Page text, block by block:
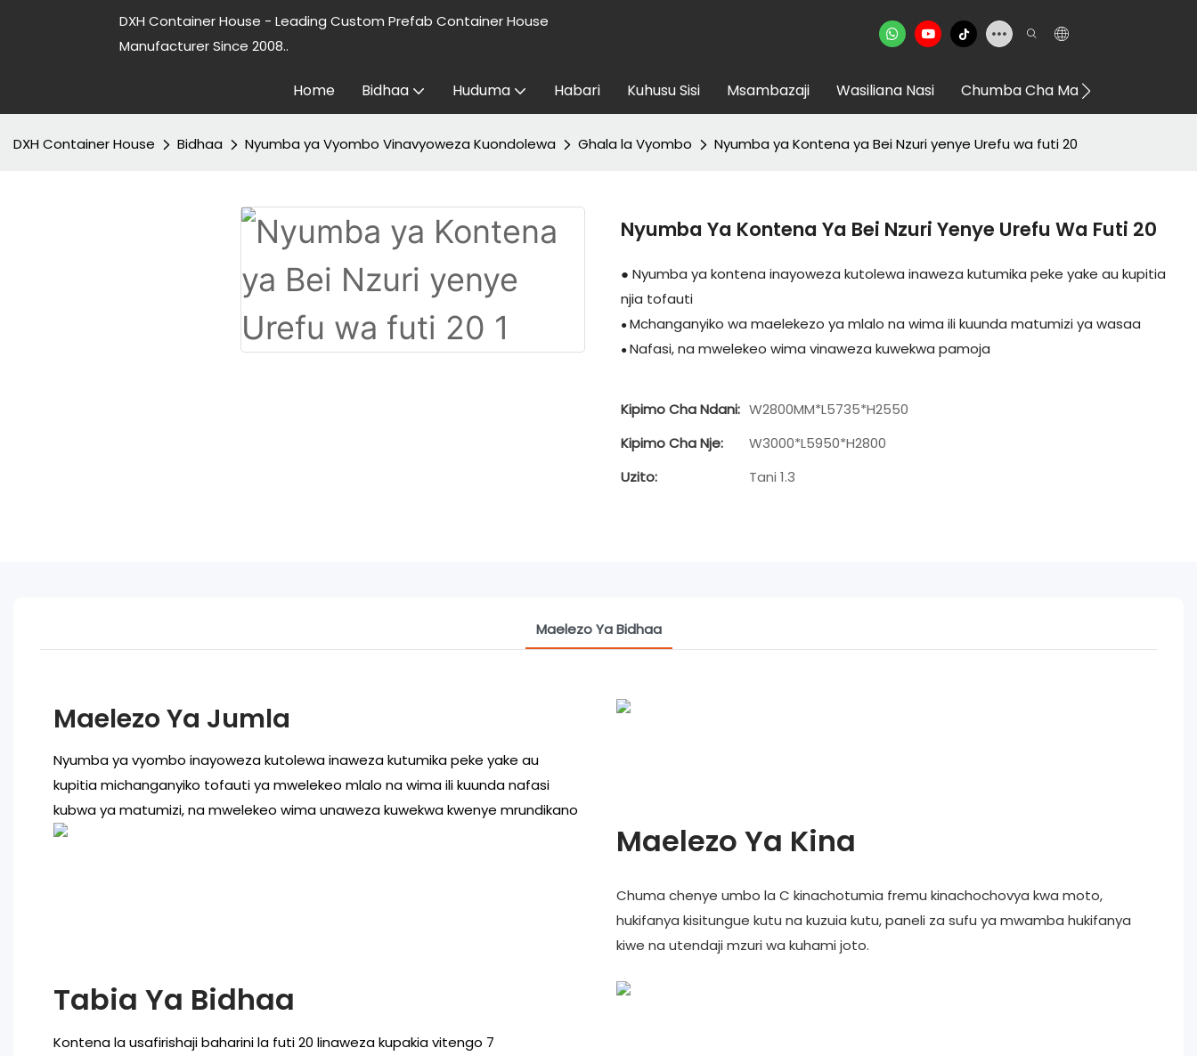
DXH Container House - Leading Custom Prefab Container House
Manufacturer Since 2008..
Home Bidhaa Huduma Habari Kuhusu Sisi Msambazaji Wasiliana Nasi Chumba Cha Maonyesho Cha VR
DXH Container House Bidhaa Nyumba ya Vyombo Vinavyoweza Kuondolewa Ghala la Vyombo Nyumba ya Kontena ya Bei Nzuri yenye Urefu wa futi 20
Nyumba Ya Kontena Ya Bei Nzuri Yenye Urefu Wa Futi 20
● Nyumba ya kontena inayoweza kutolewa inaweza kutumika peke yake au kupitia
njia tofauti
●Mchanganyiko wa maelekezo ya mlalo na wima ili kuunda matumizi ya wasaa
●Nafasi, na mwelekeo wima vinaweza kuwekwa pamoja
Kipimo Cha Ndani: W2800MM*L5735*H2550
Kipimo Cha Nje:
W3000*L5950*H2800
Uzito:
Tani 1.3
Maelezo Ya Bidhaa
Maelezo Ya Jumla
Nyumba ya vyombo inayoweza kutolewa inaweza kutumika peke yake au
kupitia michanganyiko tofauti ya mwelekeo mlalo na wima ili kuunda nafasi
kubwa ya matumizi, na mwelekeo wima unaweza kuwekwa kwenye mrundikano
Maelezo Ya Kina
Chuma chenye umbo la C kinachotumia fremu kinachochovya kwa moto,
hukifanya kisitungue kutu na kuzuia kutu, paneli za sufu ya mwamba hukifanya
kiwe na utendaji mzuri wa kuhami joto.
Tabia Ya Bidhaa
Kontena la usafirishaji baharini la futi 20 linaweza kupakia vitengo 7